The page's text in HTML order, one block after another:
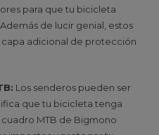
para que tu bicicleta
de lucir genial, estos
adicional de protección
Los senderos pueden ser
que tu bicicleta tenga
MTB de Bigmono